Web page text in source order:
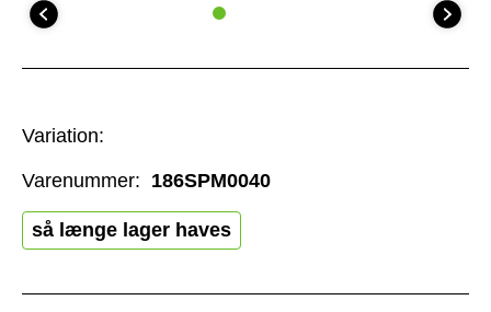
Variation:
så længe lager haves
Varenummer: 186SPM0040